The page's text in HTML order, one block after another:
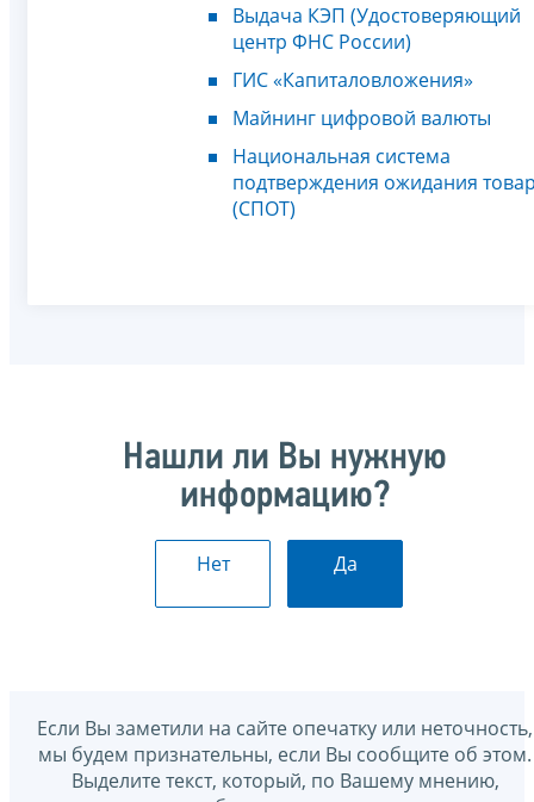
Выдача КЭП (Удостоверяющий
центр ФНС России)
ГИС «Капиталовложения»
Майнинг цифровой валюты
Национальная система
подтверждения ожидания
(СПОТ)
Нашли ли Вы нужную
информацию?
Нет Да
Если Вы заметили на сайте опечатку или неточность,
мы будем признательны, если Вы сообщите об этом.
Выделите текст, который, по Вашему мнению,